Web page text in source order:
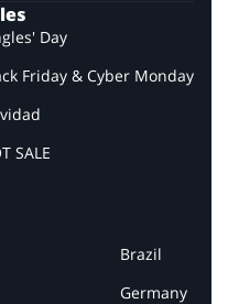
Day
Friday & Cyber Monday
SALE
Brazil
Germany